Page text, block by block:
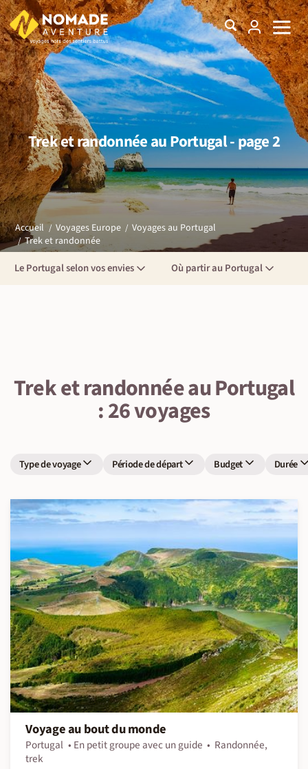
Trek et randonnée au Portugal - page 2
Accueil Voyages Europe
Voyages au Portugal
Trek et randonnée
Le Portugal selon vos envies Où partir au Portugal
Trek et randonnée au Portugal
: 26 voyages
Type de voyage Période de départ Budget Durée
Voyage au bout du monde
Portugal En petit groupe avec un guide
Randonnée,
trek